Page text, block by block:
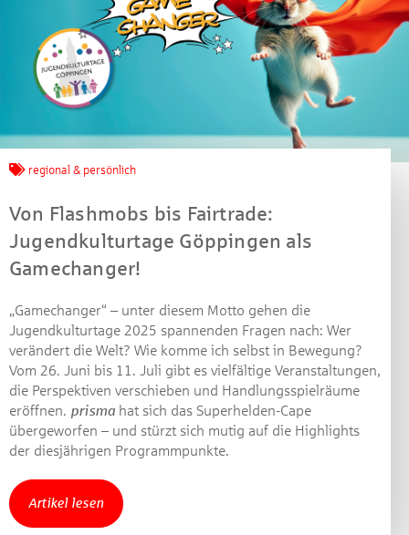
regional & persönlich
Von Flashmobs bis Fairtrade:
Jugendkulturtage Göppingen als
Gamechanger!
„Gamechanger“ – unter diesem Motto gehen die
Jugendkulturtage 2025 spannenden Fragen nach: Wer
verändert die Welt? Wie komme ich selbst in Bewegung?
Vom 26. Juni bis 11. Juli gibt es vielfältige Veranstaltungen,
die Perspektiven verschieben und Handlungsspielräume
eröffnen. prisma hat sich das Superhelden-Cape
übergeworfen – und stürzt sich mutig auf die Highlights
der diesjährigen Programmpunkte.
Artikel lesen
Jetzt mitmachen und
Machen Sie mit bei unserem Gewinnspiel! Bis 31.
Dezember 2021 verlosen wir 10 Gutscheine des
von je 30 Euro.
Beantworten Sie einfach folgende Frage:
Welches Jubiläum feiert die Kreissparkasse
Göppingen in diesem Jahr?
Gewinnspiel geschlossen